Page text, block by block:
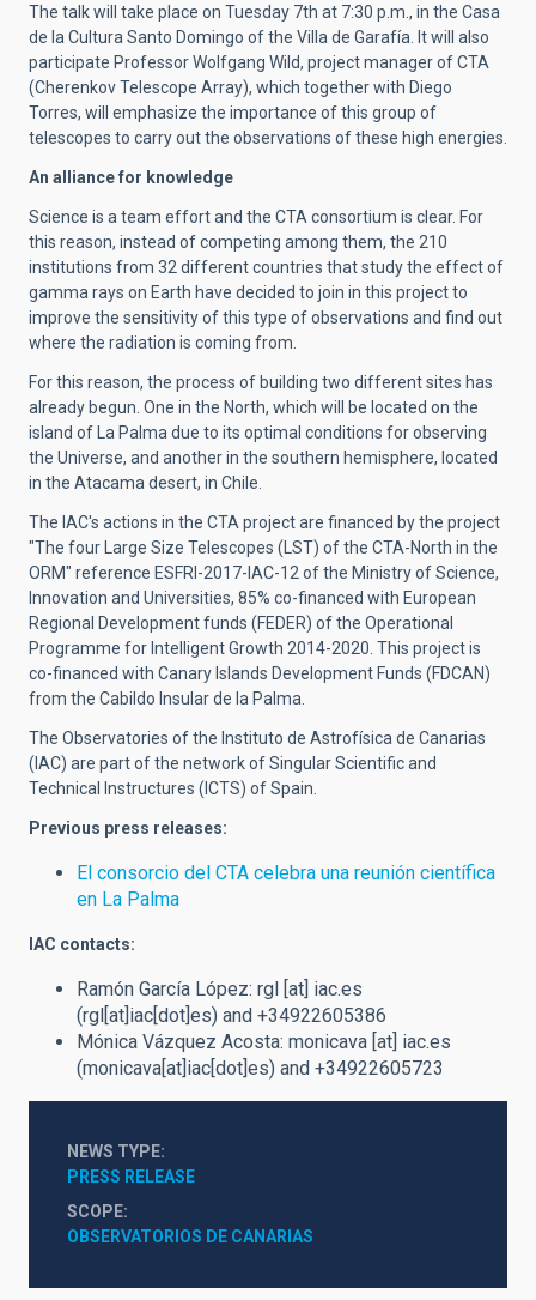
The talk will take place on Tuesday 7th at 7:30 p.m., in the Casa
de la Cultura Santo Domingo of the Villa de Garafía. It will also
participate Professor Wolfgang Wild, project manager of CTA
(Cherenkov Telescope Array), which together with Diego
Torres, will emphasize the importance of this group of
telescopes to carry out the observations of these high energies.
An alliance for knowledge
Science is a team effort and the CTA consortium is clear. For
this reason, instead of competing among them, the 210
institutions from 32 different countries that study the effect of
gamma rays on Earth have decided to join in this project to
improve the sensitivity of this type of observations and find out
where the radiation is coming from.
For this reason, the process of building two different sites has
already begun. One in the North, which will be located on the
island of La Palma due to its optimal conditions for observing
the Universe, and another in the southern hemisphere, located
in the Atacama desert, in Chile.
The IAC's actions in the CTA project are financed by the project
"The four Large Size Telescopes (LST) of the CTA-North in the
ORM" reference ESFRI-2017-IAC-12 of the Ministry of Science,
Innovation and Universities, 85% co-financed with European
Regional Development funds (FEDER) of the Operational
Programme for Intelligent Growth 2014-2020. This project is
co-financed with Canary Islands Development Funds (FDCAN)
from the Cabildo Insular de la Palma.
The Observatories of the Instituto de Astrofísica de Canarias
(IAC) are part of the network of Singular Scientific and
Technical Instructures (ICTS) of Spain.
Previous press releases:
El consorcio del CTA celebra una reunión científica
en La Palma
IAC contacts:
Ramón García López: rgl [at] iac.es
(rgl[at]iac[dot]es) and +34922605386
Mónica Vázquez Acosta: monicava [at] iac.es
(monicava[at]iac[dot]es) and +34922605723
NEWS TYPE
PRESS RELEASE
SCOPE
OBSERVATORIOS DE CANARIAS